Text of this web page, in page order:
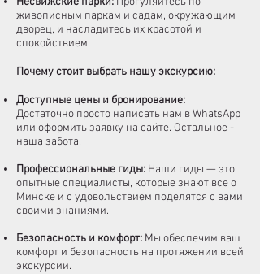
живописным паркам и садам, окружающим
дворец, и насладитесь их красотой и
спокойствием.
Почему стоит выбрать нашу экскурсию:
Доступные цены и бронирование:
Достаточно просто написать нам в WhatsApp
или оформить заявку на сайте. Остальное -
наша забота.
Профессиональные гиды: Наши гиды — это
опытные специалисты, которые знают все о
Минске и с удовольствием поделятся с вами
своими знаниями.
Безопасность и комфорт: Мы обеспечим ваш
комфорт и безопасность на протяжении всей
экскурсии.